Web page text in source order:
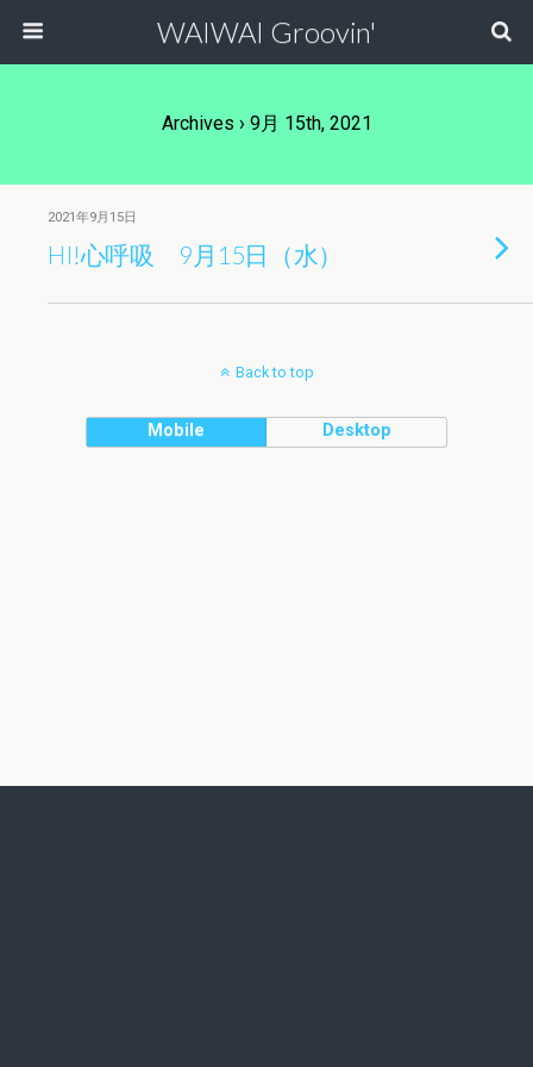
WAIWAI Groovin'
Archives › 9月 15th, 2021
2021年9月15日
HI!心呼吸 9月15日（水）
Back to top
Mobile Desktop